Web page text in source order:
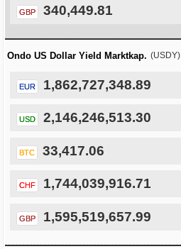
GBP 340,449.81
Ondo US Dollar Yield Marktkap. (USDY)
EUR 1,862,727,348.89
USD 2,146,246,513.30
BTC 33,417.06
CHF 1,744,039,916.71
GBP 1,595,519,657.99